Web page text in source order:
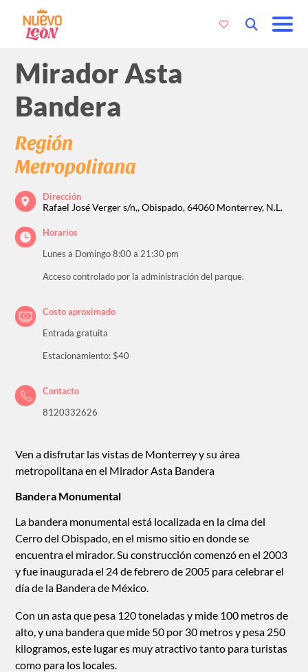
Mirador Asta
Bandera
Región
Metropolitana
Dirección
Rafael José Verger s/n,, Obispado, 64060 Monterrey, N.L.
Horarios
Lunes a Domingo 8:00 a 21:30 pm
Acceso controlado por la administración del parque.
Costo aproximado
Entrada gratuita
Estacionamiento: $40
Contacto
8120332626
Ven a disfrutar las vistas de Monterrey y su área
metropolitana en el Mirador Asta Bandera
Bandera Monumental
La bandera monumental está localizada en la cima del
Cerro del Obispado, en el mismo sitio en donde se
encuentra el mirador. Su construcción comenzó en el 2003
y fue inaugurada el 24 de febrero de 2005 para celebrar el
día de la Bandera de México.
Con un asta que pesa 120 toneladas y mide 100 metros de
alto, y una bandera que mide 50 por 30 metros y pesa 250
kilogramos, este lugar es muy atractivo tanto para turistas
como para los locales.